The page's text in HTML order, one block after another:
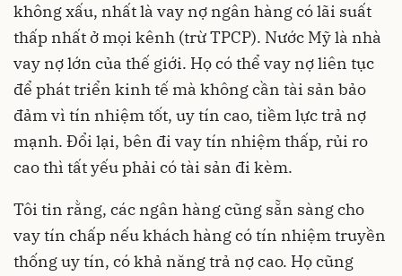
không xấu, nhất là vay nợ ngân hàng có lãi suất
thấp nhất ở mọi kênh (trừ TPCP). Nước Mỹ là nhà
vay nợ lớn của thế giới. Họ có thể vay nợ liên tục
để phát triển kinh tế mà không cần tài sản bảo
đảm vì tín nhiệm tốt, uy tín cao, tiềm lực trả nợ
mạnh. Đổi lại, bên đi vay tín nhiệm thấp, rủi ro
cao thì tất yếu phải có tài sản đi kèm.
Tôi tin rằng, các ngân hàng cũng sẵn sàng cho
vay tín chấp nếu khách hàng có tín nhiệm truyền
thống uy tín, có khả năng trả nợ cao. Họ cũng